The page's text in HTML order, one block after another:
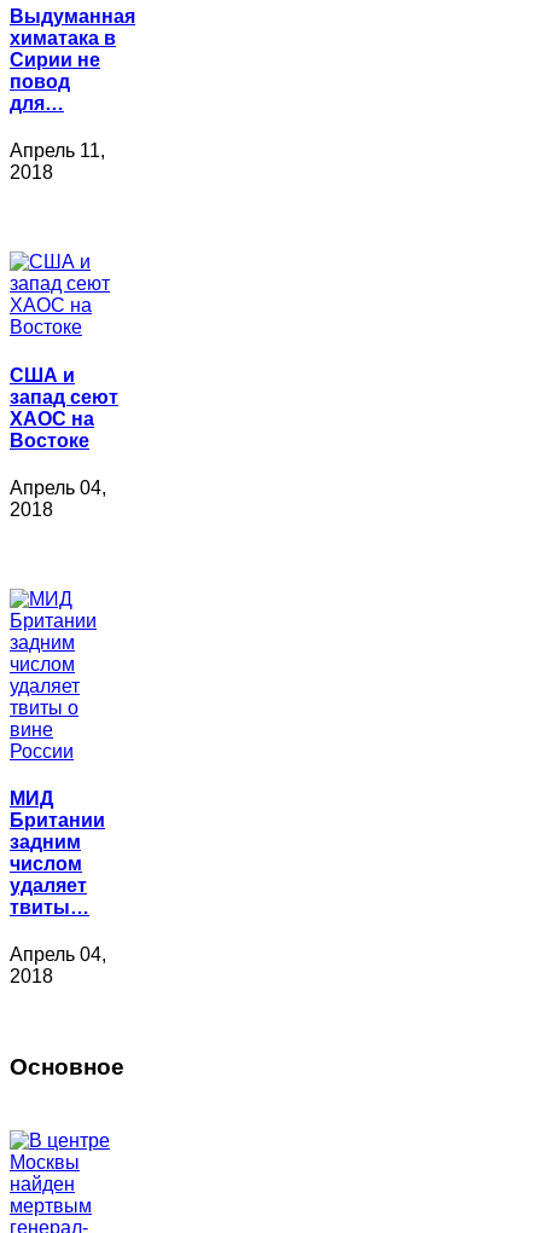
Выдуманная
химатака в
Сирии не
повод
для…
Апрель 11,
2018
США и
запад сеют
ХАОС на
Востоке
Апрель 04,
2018
МИД
Британии
задним
числом
удаляет
твиты…
Апрель 04,
2018
Основное